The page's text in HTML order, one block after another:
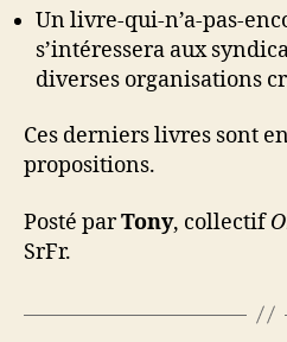
Un livre-qui-n’a-pas-
s’intéressera aux
diverses organisations
Ces derniers livres sont
propositions.
Posté parTony, collectif
SrFr.